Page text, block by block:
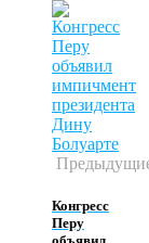
Конгресс
Перу